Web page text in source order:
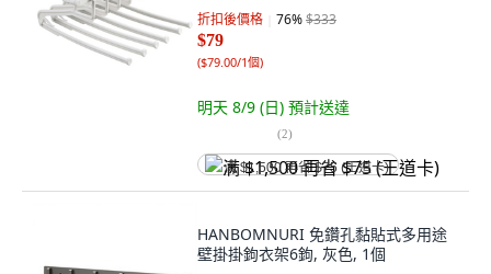
折扣後價格 76%$333
$79
($79.00/1個)
明天 8/9 (日) 預計送達
(2)
满 $1,500 再省 $75 (王道卡)
HANBOMNURI 免鑽孔黏貼式多用途
壁掛掛鉤衣架6鉤, 灰色, 1個